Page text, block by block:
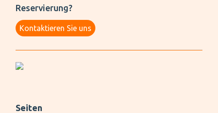
Reservierung?
Kontaktieren Sie uns
Seiten